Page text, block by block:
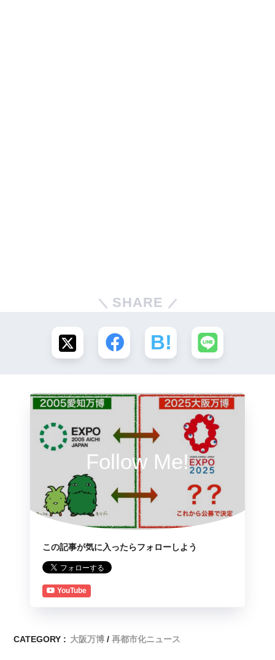
SHARE
Follow Me!
この記事が気に入ったらフォローしよう
YouTube
CATEGORY : 大阪万博 再都市化ニュース